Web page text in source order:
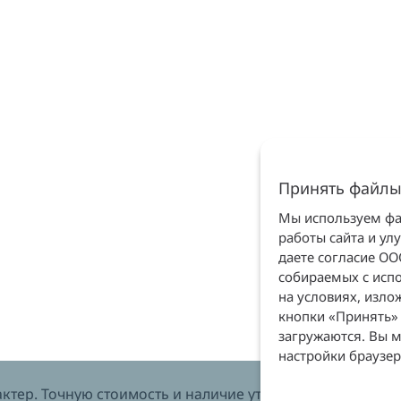
Точную стоимость и наличие уточняйте у
Принять
Мы используем
работы сайта и
даете согласие
собираемых с
на условиях,
кнопки
загружаются. Вы
настройки